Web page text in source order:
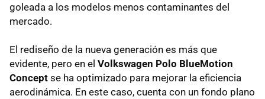
goleada a los modelos menos contaminantes del
mercado.
El rediseño de la nueva generación es más que
evidente, pero en el Volkswagen Polo BlueMotion
Concept se ha optimizado para mejorar la eficiencia
aerodinámica. En este caso, cuenta con un fondo plano